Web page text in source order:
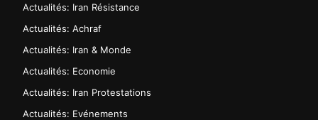
Actualités: Iran Résistance
Actualités: Achraf
Actualités: Iran & Monde
Actualités: Economie
Actualités: Iran Protestations
Actualités: Evénements